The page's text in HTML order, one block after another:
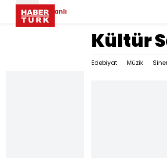
Canlı
Kültür
Edebiyat Müzik